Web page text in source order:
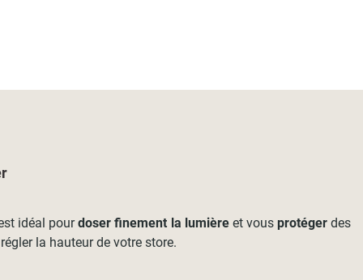
idéal pourdoser finement la lumièreet vous protégerdes
la hauteur de votre store.